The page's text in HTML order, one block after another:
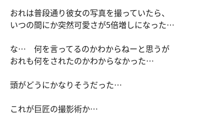
おれは普段通り彼女の写真を撮っていたら、
いつの間にか突然可愛さが5倍増しになった…
な… 何を言ってるのかわからねーと思うが
おれも何をされたのかわからなかった…
頭がどうにかなりそうだった…
これが巨匠の撮影術か…